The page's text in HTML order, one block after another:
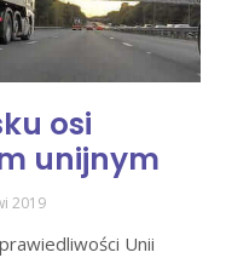
osi
unijnym
2019
Unii